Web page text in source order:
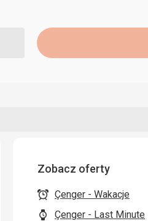
Zobacz oferty
Çenger - Wakacje
Çenger - Last Minute